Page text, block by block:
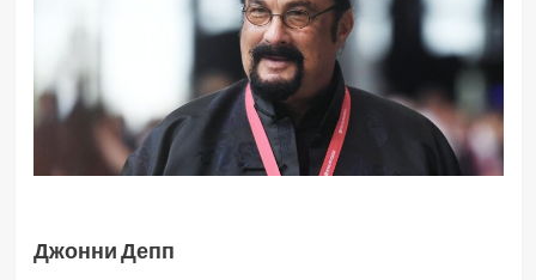
Джонни Депп